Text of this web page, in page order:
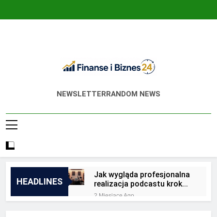
Finanse I Biznes
24
Jak Zadbać O Własne Finanse? Fachowa
NEWSLETTERRANDOM NEWS
HEADLINES
Jak wygląda profesjonalna
realizacja podcastu krok
po kroku?
2 Miesiące Ago